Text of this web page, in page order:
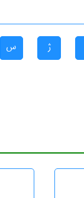
ژ س